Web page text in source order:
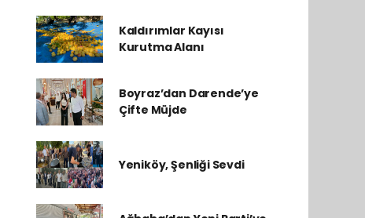
Kaldırımlar Kayısı
Kurutma Alanı
Boyraz’dan Darende’ye
Çifte Müjde
Yeniköy, Şenliği Sevdi